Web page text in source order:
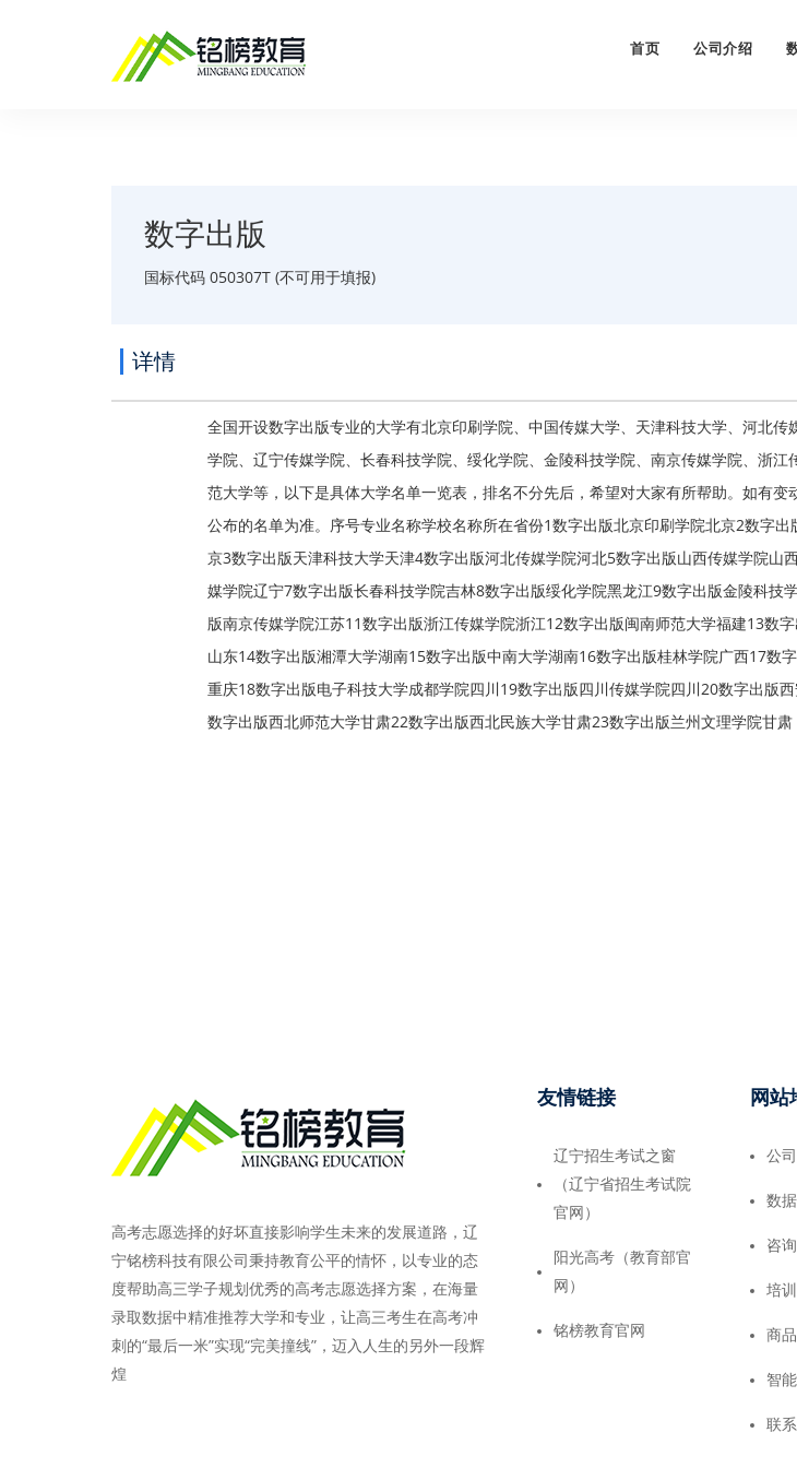
首页 公司介绍
数字出版
国标代码 050307T (不可用于填报)
详情
全国开设数字出版专业的大学有北京印刷学院、中国传媒大学、天津科技大学、河北传
学院、辽宁传媒学院、长春科技学院、绥化学院、金陵科技学院、南京传媒学院、浙江
范大学等，以下是具体大学名单一览表，排名不分先后，希望对大家有所帮助。如有变
公布的名单为准。序号专业名称学校名称所在省份1数字出版北京印刷学院北京2数字出
京3数字出版天津科技大学天津4数字出版河北传媒学院河北5数字出版山西传媒学院山
媒学院辽宁7数字出版长春科技学院吉林8数字出版绥化学院黑龙江9数字出版金陵科技
版南京传媒学院江苏11数字出版浙江传媒学院浙江12数字出版闽南师范大学福建13数
山东14数字出版湘潭大学湖南15数字出版中南大学湖南16数字出版桂林学院广西17数
重庆18数字出版电子科技大学成都学院四川19数字出版四川传媒学院四川20数字出版
数字出版西北师范大学甘肃22数字出版西北民族大学甘肃23数字出版兰州文理学院甘肃
高考志愿选择的好坏直接影响学生未来的发展道路，辽
宁铭榜科技有限公司秉持教育公平的情怀，以专业的态
度帮助高三学子规划优秀的高考志愿选择方案，在海量
录取数据中精准推荐大学和专业，让高三考生在高考冲
刺的“最后一米”实现“完美撞线”，迈入人生的另外一段辉
煌
友情链接
辽宁招生考试之窗
（辽宁省招生考试院
官网）
阳光高考（教育部官
网）
铭榜教育官网
网站
公
数
咨
培
商
智
联